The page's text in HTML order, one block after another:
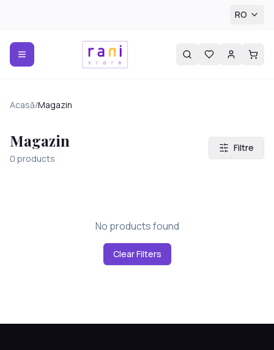
RO
Acasă/Magazin
Magazin
0 products
Filtre
No products found
Clear Filters